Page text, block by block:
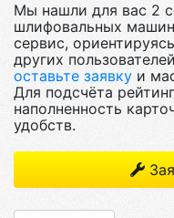
Мы нашли для вас 2
шлифовальных
сервис,
других
оставьте заявку и
Для подсчёта
наполненность
удобств.